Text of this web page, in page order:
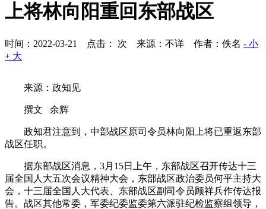
上将林向阳重回东部战区
时间：2022-03-21 点击： 次 来源：不详 作者：佚名 - 小
+ 大
来源：政知见
撰文 余辉
政知君注意到，中部战区原司令员林向阳上将已重返东部
战区任职。
据东部战区消息，3月15日上午，东部战区召开传达十三
届全国人大五次会议精神大会，东部战区政治委员何平主持大
会，十三届全国人大代表、东部战区副司令员顾祥兵作传达报
告。战区其他常委，军委纪委监委第六派驻纪检监察组领导，